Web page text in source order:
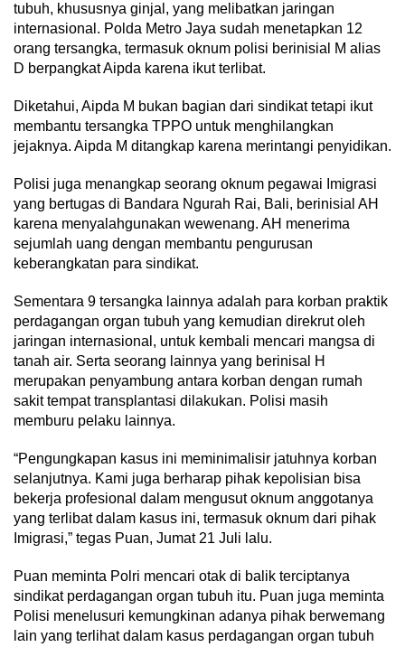
tubuh, khususnya ginjal, yang melibatkan jaringan
internasional. Polda Metro Jaya sudah menetapkan 12
orang tersangka, termasuk oknum polisi berinisial M alias
D berpangkat Aipda karena ikut terlibat.
Diketahui, Aipda M bukan bagian dari sindikat tetapi ikut
membantu tersangka TPPO untuk menghilangkan
jejaknya. Aipda M ditangkap karena merintangi penyidikan.
Polisi juga menangkap seorang oknum pegawai Imigrasi
yang bertugas di Bandara Ngurah Rai, Bali, berinisial AH
karena menyalahgunakan wewenang. AH menerima
sejumlah uang dengan membantu pengurusan
keberangkatan para sindikat.
Sementara 9 tersangka lainnya adalah para korban praktik
perdagangan organ tubuh yang kemudian direkrut oleh
jaringan internasional, untuk kembali mencari mangsa di
tanah air. Serta seorang lainnya yang berinisal H
merupakan penyambung antara korban dengan rumah
sakit tempat transplantasi dilakukan. Polisi masih
memburu pelaku lainnya.
“Pengungkapan kasus ini meminimalisir jatuhnya korban
selanjutnya. Kami juga berharap pihak kepolisian bisa
bekerja profesional dalam mengusut oknum anggotanya
yang terlibat dalam kasus ini, termasuk oknum dari pihak
Imigrasi,” tegas Puan, Jumat 21 Juli lalu.
Puan meminta Polri mencari otak di balik terciptanya
sindikat perdagangan organ tubuh itu. Puan juga meminta
Polisi menelusuri kemungkinan adanya pihak berwemang
lain yang terlihat dalam kasus perdagangan organ tubuh